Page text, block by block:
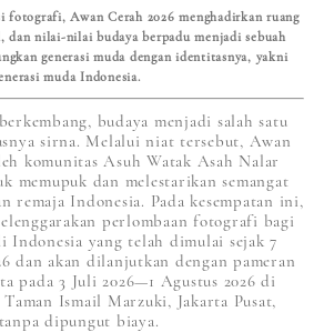
fotografi, Awan Cerah 2026 menghadirkan ruang
dan nilai-nilai budaya berpadu menjadi sebuah
generasi muda dengan identitasnya, yakni
muda Indonesia.
budaya menjadi salah satu
sirna. Melalui niat tersebut, Awan
komunitas Asuh Watak Asah Nalar
memupuk dan melestarikan semangat
remaja Indonesia. Pada kesempatan ini,
perlombaan fotografi bagi
Indonesia yang telah dimulai sejak 7
dan akan dilanjutkan dengan pameran
pada 3 Juli 2026—1 Agustus 2026 di
Ismail Marzuki, Jakarta Pusat,
dipungut biaya.